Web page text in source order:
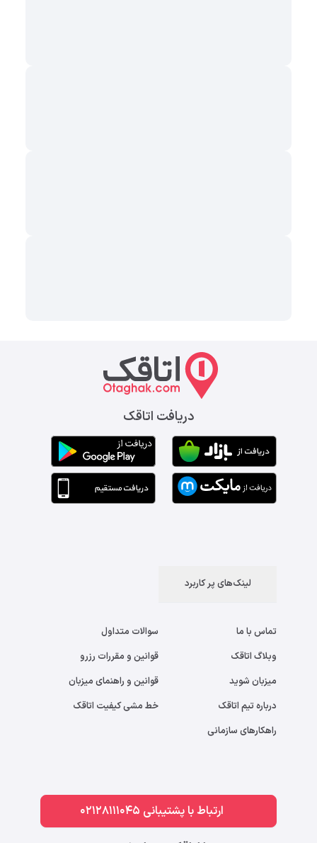
دریافت اتاقک
لینک‌های پر کاربرد
تماس با ما
وبلاگ اتاقک
میزبان شوید
درباره تیم اتاقک
راهکارهای سازمانی
سوالات متداول
قوانین و مقررات رزرو
قوانین و راهنمای میزبان
خط مشی کیفیت اتاقک
ارتباط با پشتیبانی 02128111045